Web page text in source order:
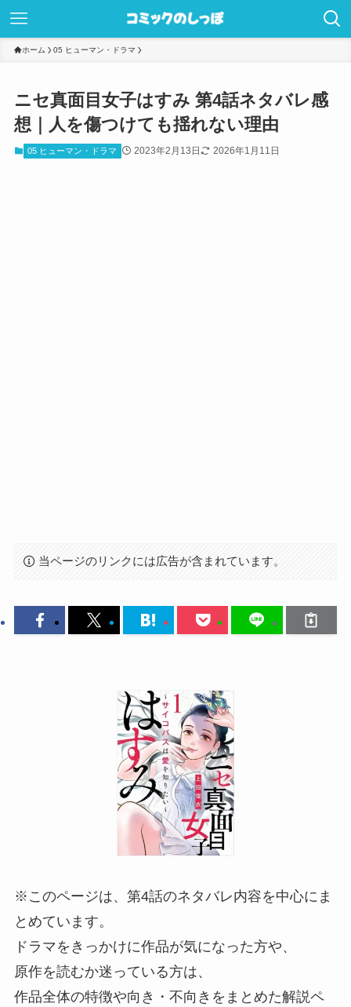
ホーム 05 ヒューマン・ドラマ
ニセ真面目女子はすみ 第4話ネタバレ感
想｜人を傷つけても揺れない理由
05 ヒューマン・ドラマ 2023年2月13日 2026年1月11日
当ページのリンクには広告が含まれています。
※このページは、第4話のネタバレ内容を中心にま
とめています。
ドラマをきっかけに作品が気になった方や、
原作を読むか迷っている方は、
作品全体の特徴や向き・不向きをまとめた解説ペ